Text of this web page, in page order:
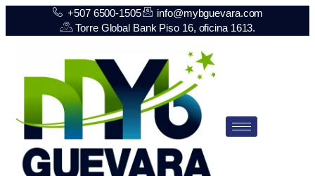
+507 6500-1505
info@mybguevara.com
Torre Global Bank Piso 16, oficina 1613.